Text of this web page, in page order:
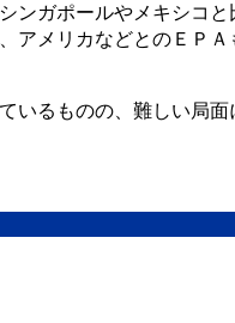
ンガポールやメキシコ
アメリカなどとのＥＰ
いるものの、難しい局